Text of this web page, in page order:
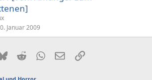
Januar 2009
BlueskyRedditWhatsApp
E-MailLink
und Horror